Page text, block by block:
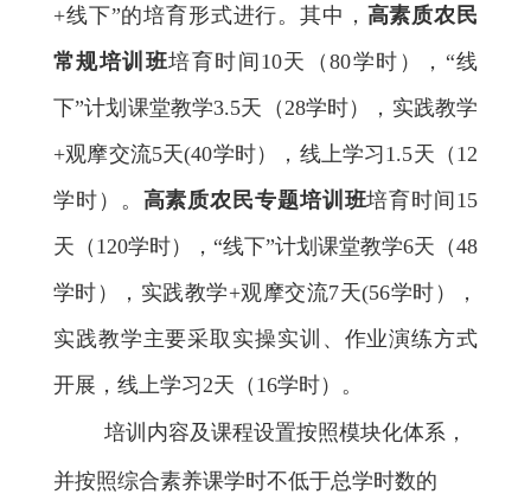
+线下”的培育形式进行。其中， 高素质农民
常规培训班培育时间 10天（80学时）
，“线
下”计划 课堂教学3.5天（28学时）， 实践教学
+观摩交流5天(40学时），线上学习 1.5天（ 12
学时）。 高素质农民专题培训班培育时间 15
天（ 120学时）， “线下”计划 课堂教学6天（48
学时）， 实践教学+观摩交流7天(56学时），
实践教学主要采取实操实训、作业演练方式
开展， 线上学习 2天（ 16学时）。
培训内容及课程设置按照模块化体系，
并按照综合素养课学时不低于总学时数的